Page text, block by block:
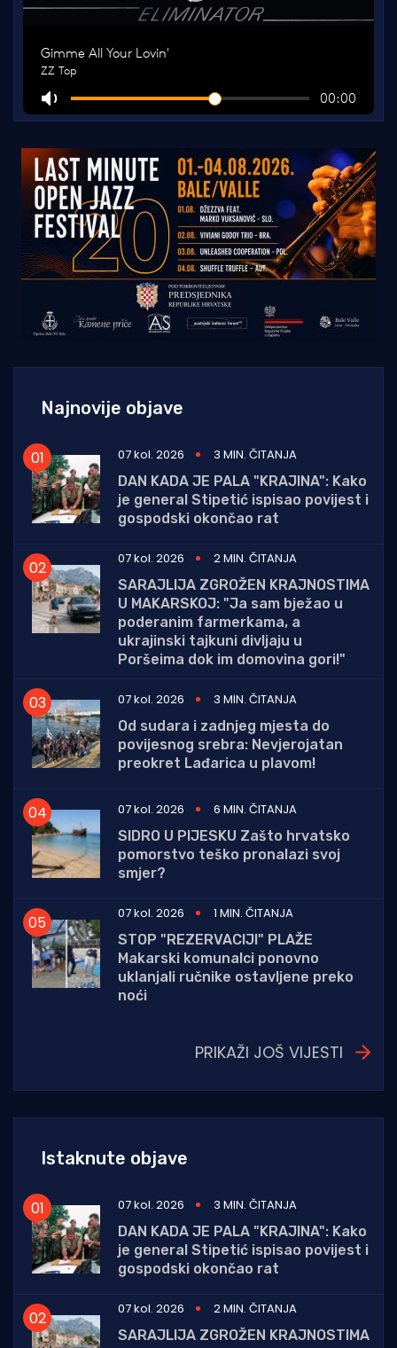
Najnovije objave
07 kol. 2026
3 MIN. ČITANJA
DAN KADA JE PALA "KRAJINA": Kako
je general Stipetić ispisao povijest i
gospodski okončao rat
07 kol. 2026
2 MIN. ČITANJA
SARAJLIJA ZGROŽEN KRAJNOSTIMA
U MAKARSKOJ: "Ja sam bježao u
poderanim farmerkama, a
ukrajinski tajkuni divljaju u
Poršeima dok im domovina gori!"
07 kol. 2026
3 MIN. ČITANJA
Od sudara i zadnjeg mjesta do
povijesnog srebra: Nevjerojatan
preokret Lađarica u plavom!
07 kol. 2026
6 MIN. ČITANJA
SIDRO U PIJESKU Zašto hrvatsko
pomorstvo teško pronalazi svoj
smjer?
07 kol. 2026
1 MIN. ČITANJA
STOP "REZERVACIJI" PLAŽE
Makarski komunalci ponovno
uklanjali ručnike ostavljene preko
noći
PRIKAŽI JOŠ VIJESTI
Istaknute objave
07 kol. 2026
3 MIN. ČITANJA
DAN KADA JE PALA "KRAJINA": Kako
je general Stipetić ispisao povijest i
gospodski okončao rat
07 kol. 2026
2 MIN. ČITANJA
SARAJLIJA ZGROŽEN KRAJNOSTIMA